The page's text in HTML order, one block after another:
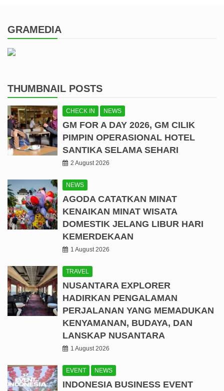
GRAMEDIA
THUMBNAIL POSTS
CHECK IN NEWS
GM FOR A DAY 2026, GM CILIK
PIMPIN OPERASIONAL HOTEL
SANTIKA SELAMA SEHARI
2 August 2026
NEWS
AGODA CATATKAN MINAT
KENAIKAN MINAT WISATA
DOMESTIK JELANG LIBUR HARI
KEMERDEKAAN
1 August 2026
TRAVEL
NUSANTARA EXPLORER
HADIRKAN PENGALAMAN
PERJALANAN YANG MEMADUKAN
KENYAMANAN, BUDAYA, DAN
LANSKAP NUSANTARA
1 August 2026
EVENT NEWS
INDONESIA BUSINESS EVENT